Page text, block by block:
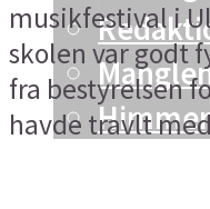
musikfestival i
skolen var godt
fra bestyrelsen
havde travlt